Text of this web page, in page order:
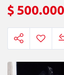
$ 500.000